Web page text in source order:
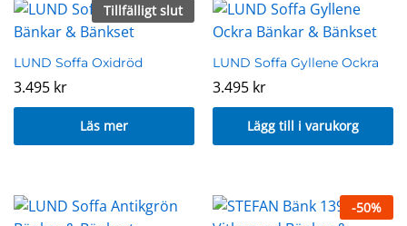
Tillfälligt slut
LUND Soffa Oxidröd
3.495 kr
Läs mer
LUND Soffa Gyllene Ockra
3.495 kr
Lägg till i varukorg
-50%